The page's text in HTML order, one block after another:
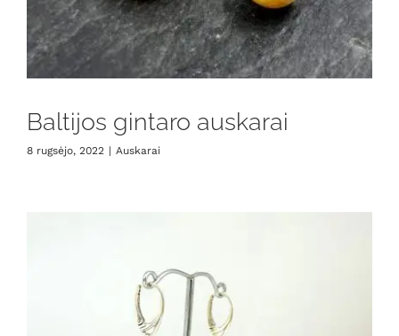
Baltijos gintaro auskarai
8 rugsėjo, 2022 | Auskarai